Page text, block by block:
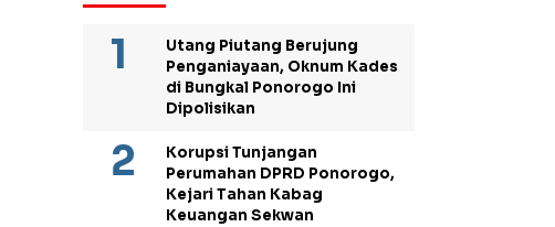
Utang Piutang Berujung
Penganiayaan, Oknum Kades
di Bungkal Ponorogo Ini
Dipolisikan
Korupsi Tunjangan
Perumahan DPRD Ponorogo,
Kejari Tahan Kabag
Keuangan Sekwan